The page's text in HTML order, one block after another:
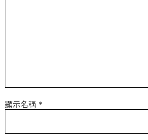
顯示名稱 *